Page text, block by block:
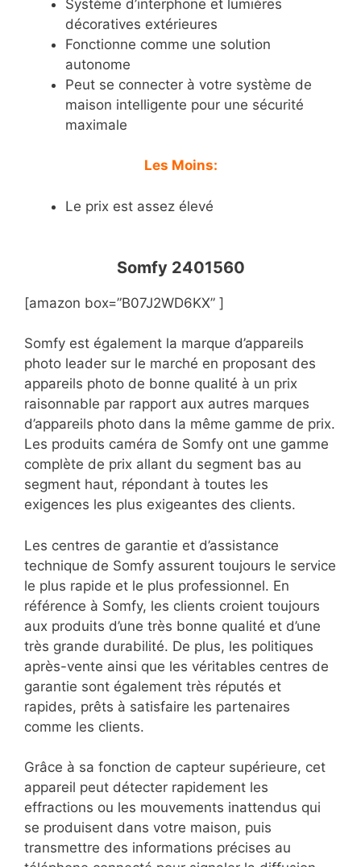
Système d’interphone et lumières
décoratives extérieures
Fonctionne comme une solution
autonome
Peut se connecter à votre système de
maison intelligente pour une sécurité
maximale
Les Moins:
Le prix est assez élevé
Somfy 2401560
[amazon box=”B07J2WD6KX” ]
Somfy est également la marque d’appareils
photo leader sur le marché en proposant des
appareils photo de bonne qualité à un prix
raisonnable par rapport aux autres marques
d’appareils photo dans la même gamme de prix.
Les produits caméra de Somfy ont une gamme
complète de prix allant du segment bas au
segment haut, répondant à toutes les
exigences les plus exigeantes des clients.
Les centres de garantie et d’assistance
technique de Somfy assurent toujours le service
le plus rapide et le plus professionnel. En
référence à Somfy, les clients croient toujours
aux produits d’une très bonne qualité et d’une
très grande durabilité. De plus, les politiques
après-vente ainsi que les véritables centres de
garantie sont également très réputés et
rapides, prêts à satisfaire les partenaires
comme les clients.
Grâce à sa fonction de capteur supérieure, cet
appareil peut détecter rapidement les
effractions ou les mouvements inattendus qui
se produisent dans votre maison, puis
transmettre des informations précises au